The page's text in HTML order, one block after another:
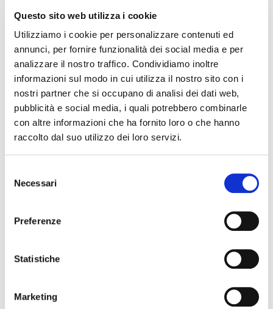
Questo sito web utilizza i cookie
Utilizziamo i cookie per personalizzare contenuti ed
annunci, per fornire funzionalità dei social media e per
analizzare il nostro traffico. Condividiamo inoltre
informazioni sul modo in cui utilizza il nostro sito con i
nostri partner che si occupano di analisi dei dati web,
pubblicità e social media, i quali potrebbero combinarle
con altre informazioni che ha fornito loro o che hanno
raccolto dal suo utilizzo dei loro servizi.
delNecessari
Preferenze
Statistiche
Marketing
Comunale Claudio Abbado
Dear son – Festival di Danza Contemporanea